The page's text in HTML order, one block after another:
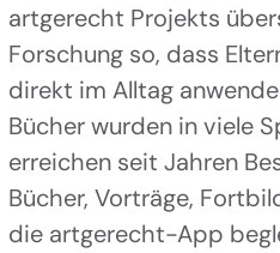
artgerecht Projekts
Forschung so, dass
direkt im Alltag
Bücher wurden in viele
erreichen seit Jahren
Bücher, Vorträge,
die artgerecht-App